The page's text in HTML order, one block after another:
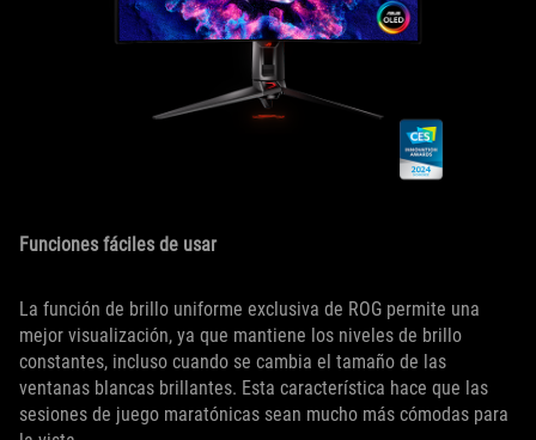
Funciones fáciles de usar
La función de brillo uniforme exclusiva de ROG permite una
mejor visualización, ya que mantiene los niveles de brillo
constantes, incluso cuando se cambia el tamaño de las
ventanas blancas brillantes. Esta característica hace que las
sesiones de juego maratónicas sean mucho más cómodas para